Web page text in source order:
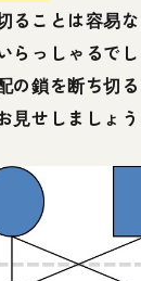
ることは容易
らっしゃるで
の鎖を断ち切
見せしましょう